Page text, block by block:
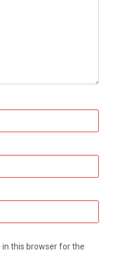
in this browser for the